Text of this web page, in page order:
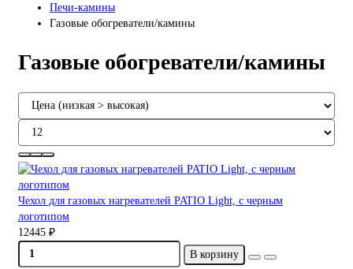
Печи-камины
Газовые обогреватели/камины
Газовые обогреватели/камины
Чехол для газовых нагревателей PATIO Light, с черным
логотипом
12445 ₽
В корзину